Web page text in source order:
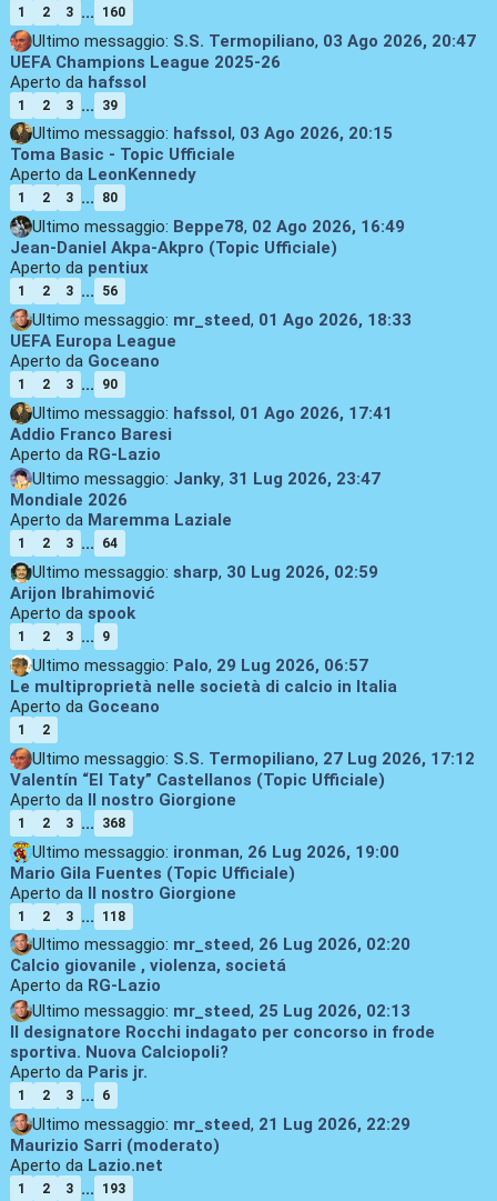
1 2 3 ... 160
Ultimo messaggio: S.S. Termopiliano, 03 Ago 2026, 20:47
UEFA Champions League 2025-26
Aperto da hafssol
1 2 3 ... 39
Ultimo messaggio: hafssol, 03 Ago 2026, 20:15
Toma Basic - Topic Ufficiale
Aperto da LeonKennedy
1 2 3 ... 80
Ultimo messaggio: Beppe78, 02 Ago 2026, 16:49
Jean-Daniel Akpa-Akpro (Topic Ufficiale)
Aperto da pentiux
1 2 3 ... 56
Ultimo messaggio: mr_steed, 01 Ago 2026, 18:33
UEFA Europa League
Aperto da Goceano
1 2 3 ... 90
Ultimo messaggio: hafssol, 01 Ago 2026, 17:41
Addio Franco Baresi
Aperto da RG-Lazio
Ultimo messaggio: Janky, 31 Lug 2026, 23:47
Mondiale 2026
Aperto da Maremma Laziale
1 2 3 ... 64
Ultimo messaggio: sharp, 30 Lug 2026, 02:59
Arijon Ibrahimović
Aperto da spook
1 2 3 ... 9
Ultimo messaggio: Palo, 29 Lug 2026, 06:57
Le multiproprietà nelle società di calcio in Italia
Aperto da Goceano
1 2
Ultimo messaggio: S.S. Termopiliano, 27 Lug 2026, 17:12
Valentín “El Taty” Castellanos (Topic Ufficiale)
Aperto da Il nostro Giorgione
1 2 3 ... 368
Ultimo messaggio: ironman, 26 Lug 2026, 19:00
Mario Gila Fuentes (Topic Ufficiale)
Aperto da Il nostro Giorgione
1 2 3 ... 118
Ultimo messaggio: mr_steed, 26 Lug 2026, 02:20
Calcio giovanile , violenza, societá
Aperto da RG-Lazio
Ultimo messaggio: mr_steed, 25 Lug 2026, 02:13
Il designatore Rocchi indagato per concorso in frode
sportiva. Nuova Calciopoli?
Aperto da Paris jr.
1 2 3 ... 6
Ultimo messaggio: mr_steed, 21 Lug 2026, 22:29
Maurizio Sarri (moderato)
Aperto da Lazio.net
1 2 3 ... 193